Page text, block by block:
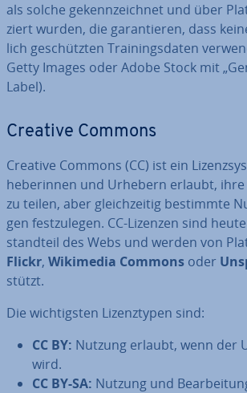
als solche ge­kenn­zeich­net und über
ziert wurden, die ga­ran­tie­ren, dass
lich ge­schütz­ten Trai­nings­da­ten
Getty Images oder Adobe Stock mit
Label).
Creative Commons
Creative Commons (CC) ist ein
he­be­rin­nen und Urhebern erlaubt, ihre
zu teilen, aber gleich­zei­tig bestimmte
gen fest­zu­le­gen. CC-Lizenzen sind
stand­teil des Webs und werden von
Flickr, Wikimedia Commons oder
stützt.
Die wich­tigs­ten Li­zenz­ty­pen sind:
CC BY: Nutzung erlaubt, wenn der
wird.
CC BY-SA: Nutzung und